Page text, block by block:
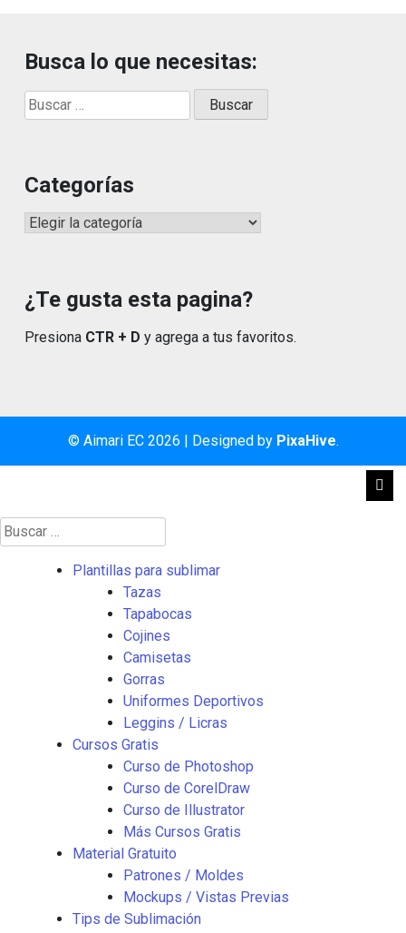
Busca lo que necesitas:
Buscar:
Categorías
Categorías
¿Te gusta esta pagina?
Presiona CTR + D y agrega a tus favoritos.
© Aimari EC 2026 Designed by PixaHive.
Buscar:
Plantillas para sublimar
Tazas
Tapabocas
Cojines
Camisetas
Gorras
Uniformes Deportivos
Leggins / Licras
Cursos Gratis
Curso de Photoshop
Curso de CorelDraw
Curso de Illustrator
Más Cursos Gratis
Material Gratuito
Patrones / Moldes
Mockups / Vistas Previas
Tips de Sublimación